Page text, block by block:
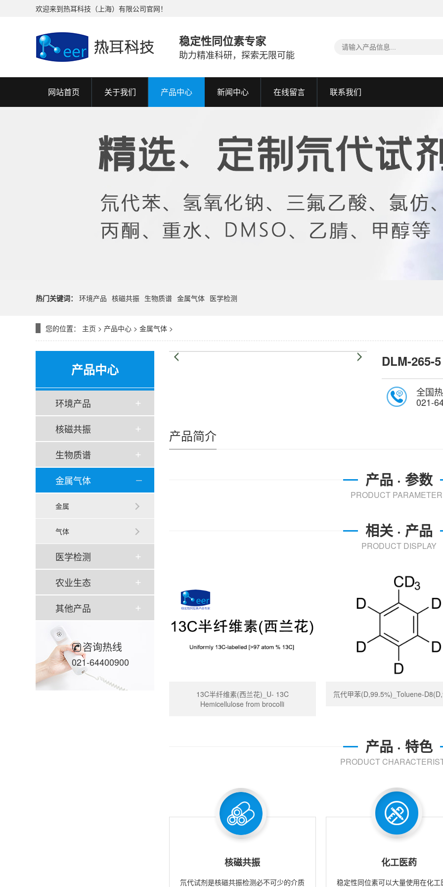
欢迎来到热耳科技（上海）有限公司官网！
稳定性同位素专家
助力精准科研，探索无限可能
网站首页 关于我们 产品中心 新闻中心 在线留言 联系我们
热门关键词： 环境产品 核磁共振 生物质谱 金属气体 医学检测
您的位置： 主页 > 产品中心 > 金属气体 >
产品中心
环境产品
核磁共振
生物质谱
金属气体
金属
气体
医学检测
农业生态
其他产品
咨询热线
021-64400900
DLM-265-5
全国
021-
产品简介
产品 · 参数
PRODUCT
相关 · 产品
PRODUCT DISPLAY
13C半纤维素(西兰花)_U- 13C
Hemicellulose from brocolli
氘代甲苯(D,99.5%)_Toluene-
产品 · 特色
PRODUCT
核磁共振
氘代试剂是核磁共振检测必不可少的介质
化工医药
稳定性同位素可以大量使用在化工